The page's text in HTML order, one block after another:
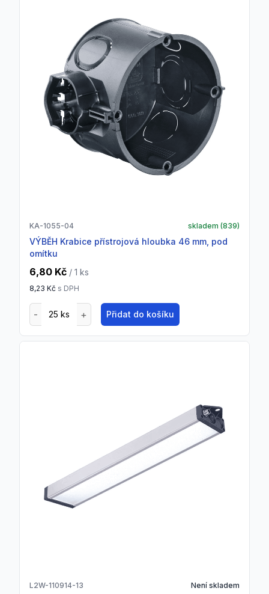
KA-1055-04 skladem (839)
VÝBĚH Krabice přístrojová hloubka 46 mm, pod
omítku
6,80 Kč / 1 ks
8,23 Kč s DPH
Přidat do košíku
L2W-110914-13 Není skladem